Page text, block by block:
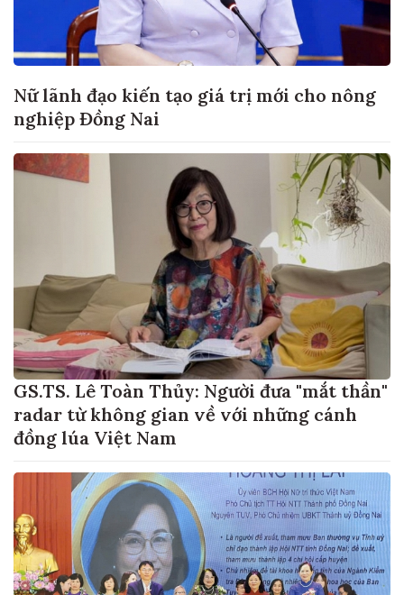
Nữ lãnh đạo kiến tạo giá trị mới cho nông
nghiệp Đồng Nai
GS.TS. Lê Toàn Thủy: Người đưa "mắt thần"
radar từ không gian về với những cánh
đồng lúa Việt Nam